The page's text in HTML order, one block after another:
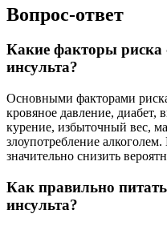
Вопрос-ответ
Какие факторы риска
инсульта?
Основными факторами
кровяное давление, диабет,
курение, избыточный вес,
злоупотребление
значительно снизить
Как правильно
инсульта?